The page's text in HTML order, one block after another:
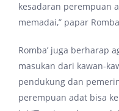
kesadaran perempuan
memadai,” papar
Romba’ juga berharap
masukan dari kawan-
pendukung dan
perempuan adat bisa